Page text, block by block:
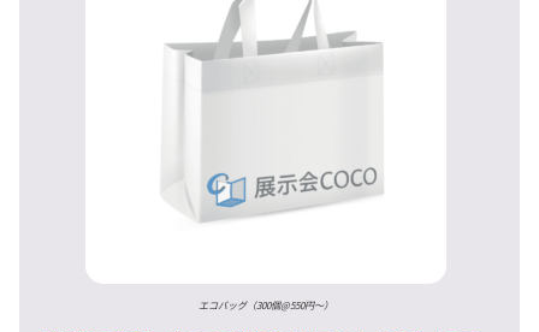
エコバッグ（300個@550円〜）